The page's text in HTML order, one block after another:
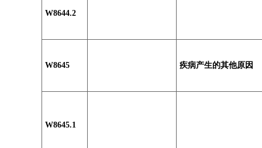
W8644.2
W8645 疾病产生的其他原因
W8645.1